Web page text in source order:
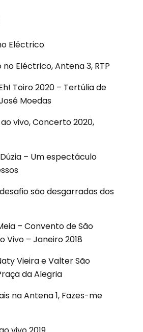
Eléctrico
no Eléctrico, Antena 3, RTP
Toiro 2020 – Tertúlia de
Moedas
vivo, Concerto 2020,
– Um espectáculo
são desgarradas dos
– Convento de São
Vivo – Janeiro 2018
Vieira e Valter São
da Alegria
na Antena 1, Fazes-me